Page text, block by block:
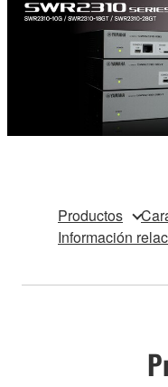
Productos
Información